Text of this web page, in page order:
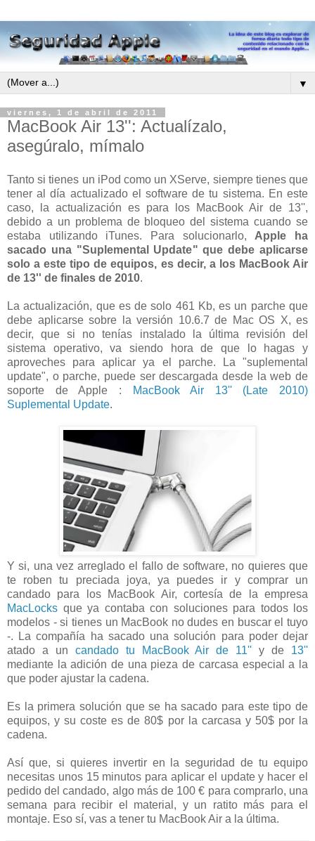
▼
viernes, 1 de abril de 2011
MacBook Air 13'': Actualízalo,
asegúralo, mímalo
Tanto si tienes un iPod como un XServe, siempre tienes que
tener al día actualizado el software de tu sistema. En este
caso, la actualización es para los MacBook Air de 13'',
debido a un problema de bloqueo del sistema cuando se
estaba utilizando iTunes. Para solucionarlo, Apple ha
sacado una "Suplemental Update" que debe aplicarse
solo a este tipo de equipos, es decir, a los MacBook Air
de 13'' de finales de 2010.
La actualización, que es de solo 461 Kb, es un parche que
debe aplicarse sobre la versión 10.6.7 de Mac OS X, es
decir, que si no tenías instalado la última revisión del
sistema operativo, va siendo hora de que lo hagas y
aproveches para aplicar ya el parche. La "suplemental
update", o parche, puede ser descargada desde la web de
soporte de Apple :
MacBook Air 13'' (Late 2010)
Suplemental Update.
Y si, una vez arreglado el fallo de software, no quieres que
te roben tu preciada joya, ya puedes ir y comprar un
candado para los MacBook Air, cortesía de la empresa
MacLocks que ya contaba con soluciones para todos los
modelos - si tienes un MacBook no dudes en buscar el tuyo
-. La compañía ha sacado una solución para poder dejar
atado a un candado tu MacBook Air de 11'' y de 13''
mediante la adición de una pieza de carcasa especial a la
que poder ajustar la cadena.
Es la primera solución que se ha sacado para este tipo de
equipos, y su coste es de 80$ por la carcasa y 50$ por la
cadena.
Así que, si quieres invertir en la seguridad de tu equipo
necesitas unos 15 minutos para aplicar el update y hacer el
pedido del candado, algo más de 100 € para comprarlo, una
semana para recibir el material, y un ratito más para el
montaje. Eso sí, vas a tener tu MacBook Air a la última.